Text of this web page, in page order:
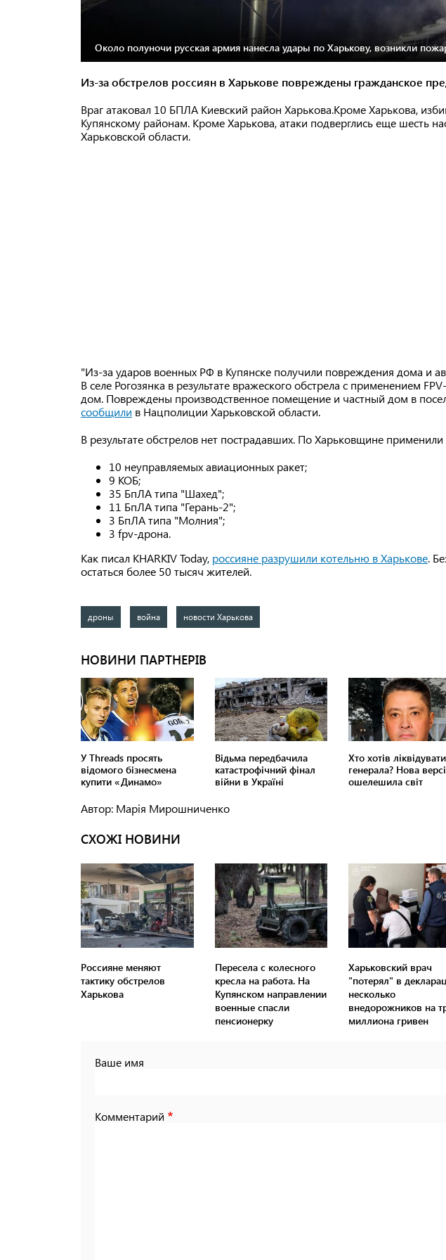
Около полуночи русская армия нанесла удары по Харькову, возникли
Из-за обстрелов россиян в Харькове повреждены гражданское
Враг атаковал 10 БПЛА Киевский район Харькова.Кроме Харькова,
Купянскому районам. Кроме Харькова, атаки подверглись еще шесть
Харьковской области.
"Из-за ударов военных РФ в Купянске получили повреждения дома и
В селе Рогозянка в результате вражеского обстрела с применением
дом. Повреждены производственное помещение и частный дом в
сообщили в Нацполиции Харьковской области.
В результате обстрелов нет пострадавших. По Харьковщине
10 неуправляемых авиационных ракет;
9 КОБ;
35 БпЛА типа "Шахед";
11 БпЛА типа "Герань-2";
3 БпЛА типа "Молния";
3 fpv-дрона.
Как писал KHARKIV Today, россияне разрушили котельню в Харькове.
остаться более 50 тысяч жителей.
дроны война новости Харькова
Автор: Марія Мирошниченко
СХОЖІ НОВИНИ
Россияне меняют
тактику обстрелов
Харькова
Пересела с колесного
кресла на работа. На
Купянском направлении
военные спасли
пенсионерку
Харьковский врач
"потерял" в
несколько
внедорожников на
миллиона гривен
Ваше имя
Комментарий